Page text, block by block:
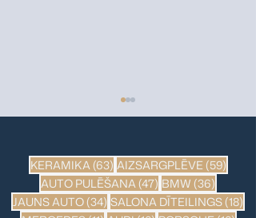
KERAMIKA(63)63 ieraksti
AIZSARGPLĒVE(59)59
AUTO PULĒŠANA(47) 47 ieraksti
BMW (36)
JAUNS AUTO(34) 34 ieraksti
SALONA DĪTEILINGS(18)